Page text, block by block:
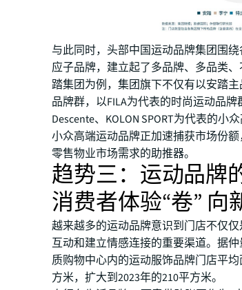
与此同时，头部中国运动品牌集团围
应子品牌，建立起了多品牌、多品类
踏集团为例，集团旗下不仅有以安踏
品牌群，以FILA为代表的时尚运动品牌
Descente、KOLON SPORT为代表的小
小众高端运动品牌正加速捕获市场份
零售物业市场需求的助推器。
趋势三：运动品牌
消费者体验“卷” 向
越来越多的运动品牌意识到门店不仅
互动和建立情感连接的重要渠道。据
质购物中心内的运动服饰品牌门店平
方米，扩大到2023年的210平方米。